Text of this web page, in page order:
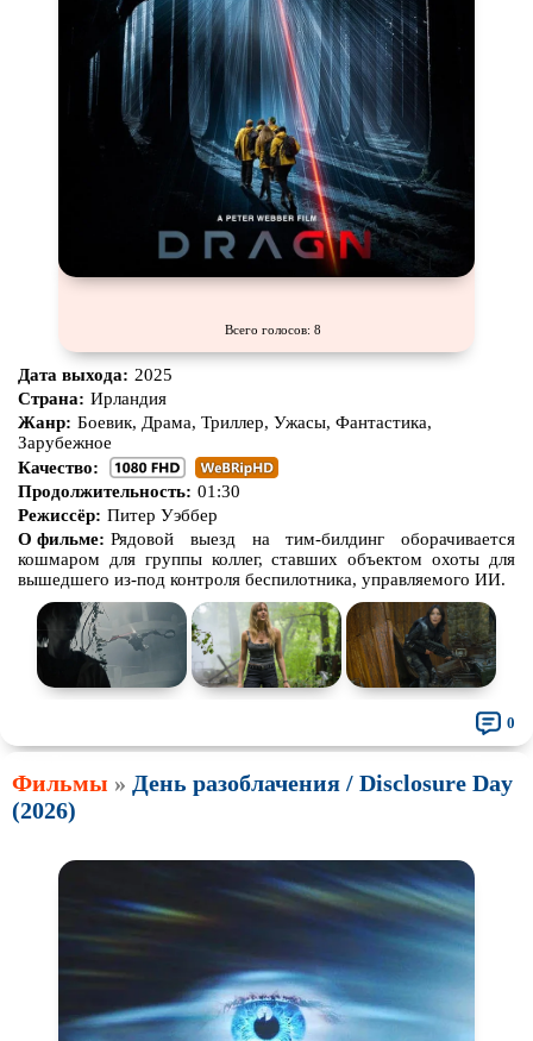
Всего голосов: 8
Дата выхода: 2025
Страна: Ирландия
Жанр: Боевик, Драма, Триллер, Ужасы, Фантастика,
Зарубежное
Качество:
Продолжительность: 01:30
Режиссёр: Питер Уэббер
О фильме: Рядовой выезд на тим-билдинг оборачивается
кошмаром для группы коллег, ставших объектом охоты для
вышедшего из-под контроля беспилотника, управляемого ИИ.
0
Фильмы » День разоблачения / Disclosure Day
(2026)